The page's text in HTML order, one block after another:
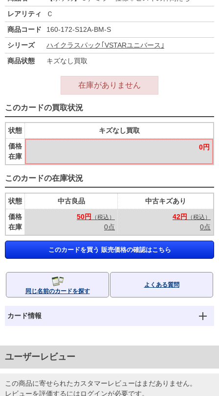
レアリティ
Ｃ
商品コード
160-172-S12A-BM-S
シリーズ
ハイクラスパック｢VSTARユニバース｣
商品状態
キズなし買取
在庫がありません
このカードの買取状況
状態
価格
在庫
キズなし買取
0円
このカードの在庫状況
状態
価格
在庫
中古良品
50円
（税込）
0点
中古キズあり
42円
（税込）
0点
このカードを買う 販売価格の確認はこちら
同じ名前のカードを探す
よくある質問
カード情報
ユーザーレビュー
この商品に寄せられたカスタマーレビューはまだありません。
レビューを評価するにはログインが必要です。